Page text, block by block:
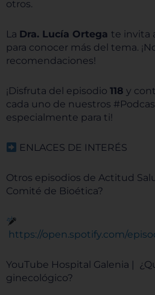
otros.
La Dra. Lucía Ortega te invita
para conocer más del tema.
recomendaciones!
¡Disfruta del episodio 118 y
cada uno de nuestros
especialmente para ti!
ENLACES DE INTERÉS
Otros episodios de Actitud
Comité de Bioética?
https://open.spotify.com/
YouTube Hospital Galenia |
ginecológico?